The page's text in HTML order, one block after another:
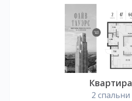
Квартира
2 спальни